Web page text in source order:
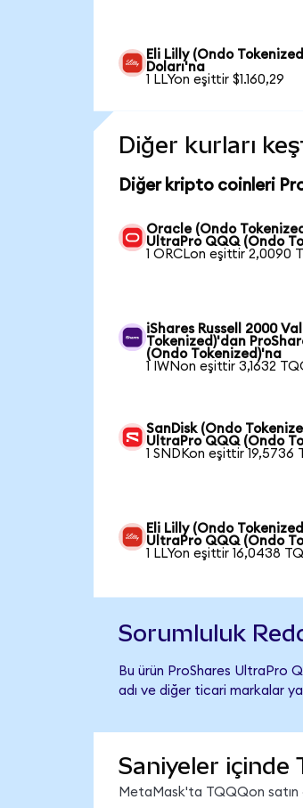
Eli Lilly (Ondo
Doları'na
1 LLYon eşittir $1.160,29
Diğer kurları
Diğer kripto coinleri
Oracle (Ondo
UltraPro QQQ (Ondo
1 ORCLon eşittir 2,0090
iShares Russell 2000
Tokenized)'dan
(Ondo Tokenized)'na
1 IWNon eşittir 3,1632
SanDisk (Ondo
UltraPro QQQ (Ondo
1 SNDKon eşittir 19,5736
Eli Lilly (Ondo
UltraPro QQQ (Ondo
1 LLYon eşittir 16,0438
Sorumluluk
Bu ürün ProShares UltraPro
adı ve diğer ticari markalar
Saniyeler içinde
MetaMask'ta TQQQon satın